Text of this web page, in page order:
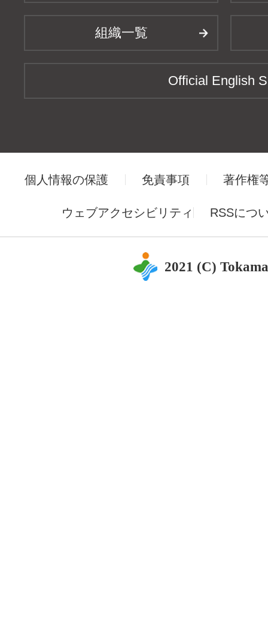
組織一覧
Official English
個人情報の保護 免責事項 著作権
ウェブアクセシビリティ RSSにつ
2021 (C)